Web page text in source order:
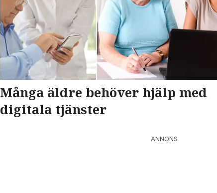
Många äldre behöver hjälp med
digitala tjänster
ANNONS